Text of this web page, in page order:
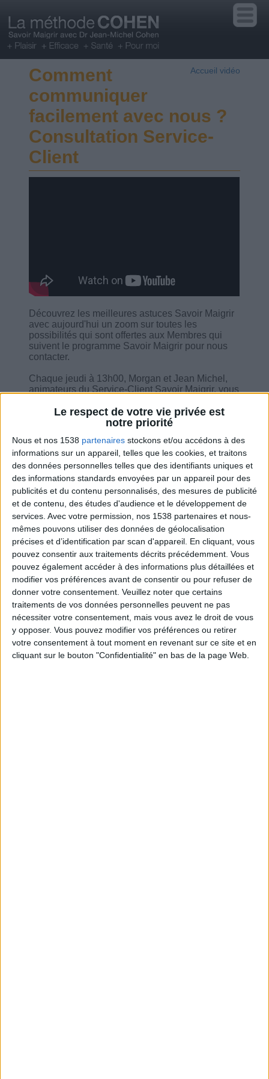
Le respect de votre vie privée est
notre priorité
Nous et nos 1538 partenaires stockons et/ou accédons à des
informations sur un appareil, telles que les cookies, et traitons
des données personnelles telles que des identifiants uniques et
des informations standards envoyées par un appareil pour des
publicités et du contenu personnalisés, des mesures de publicité
et de contenu, des études d'audience et le développement de
services. Avec votre permission, nos 1538 partenaires et nous-
mêmes pouvons utiliser des données de géolocalisation
précises et d’identification par scan d'appareil. En cliquant, vous
pouvez consentir aux traitements décrits précédemment. Vous
pouvez également accéder à des informations plus détaillées et
modifier vos préférences avant de consentir ou pour refuser de
donner votre consentement. Veuillez noter que certains
traitements de vos données personnelles peuvent ne pas
nécessiter votre consentement, mais vous avez le droit de vous
y opposer. Vous pouvez modifier vos préférences ou retirer
votre consentement à tout moment en revenant sur ce site et en
cliquant sur le bouton "Confidentialité" en bas de la page Web.
Accueil vidéo
Comment
communiquer
facilement avec nous ?
Consultation Service-
Client
Découvrez les meilleures astuces Savoir Maigrir
avec aujourd'hui un zoom sur toutes les
possibilités qui sont offertes aux Membres qui
suivent le programme Savoir Maigrir pour nous
contacter.
Chaque jeudi à 13h00, Morgan et Jean Michel,
animateurs du Service-Client Savoir Maigrir, vous
Savoir Maigrir pour perdre du poids... Dans la
seconde partie de la consultation, nos
utilisateurs.
Combien de kilos souhaitez-vous perdre ?
Moins de
5 kilos
De 5 à 10
kilos
Plus de
10 kilos
Service-client & Motivation Voir tout
Les équipes du Service-client et de la
Communauté Savoir Maigrir vous aident
chaque semaine à vous rapprocher